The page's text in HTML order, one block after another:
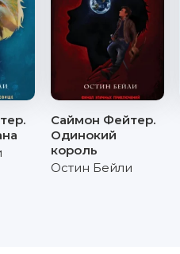
Саймон Фейтер.
Одинокий
король
Остин Бейли